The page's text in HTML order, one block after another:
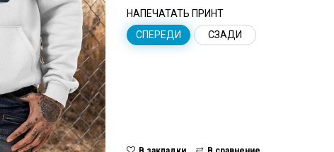
НАПЕЧАТАТЬ ПРИНТ
СПЕРЕДИ
СЗАДИ